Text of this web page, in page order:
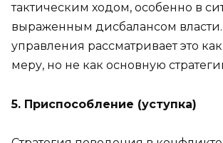
тактическим ходом, особенно в
выраженным дисбалансом
управления рассматривает это
меру, но не как основную
5. Приспособление (уступка)